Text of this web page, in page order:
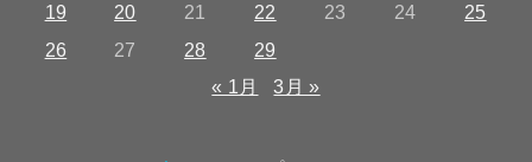
19
20 21 22 23 24
25
26
27 28
29
« 1月
3月 »